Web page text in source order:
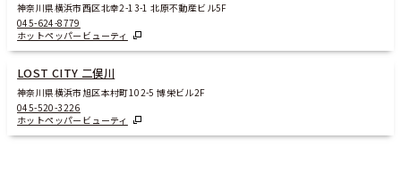
神奈川県横浜市西区北幸2-13-1 北原不動産ビル5F
045-624-8779
ホットペッパービューティ
LOST CITY 二俣川
神奈川県横浜市旭区本村町102-5 博栄ビル2F
045-520-3226
ホットペッパービューティ